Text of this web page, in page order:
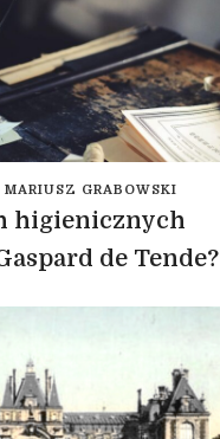
MARIUSZ GRABOWSKI
higienicznych
de Tende?